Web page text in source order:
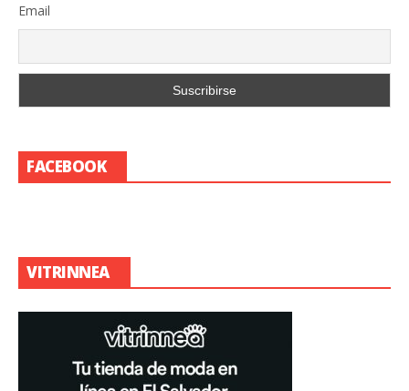
Email
FACEBOOK
VITRINNEA